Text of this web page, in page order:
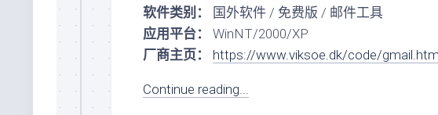
软件类别：
国外软件 / 免费版 / 邮件工具
应用平台：
WinNT/2000/XP
厂商主页：
https://www.viksoe.dk/code/gmail.htm
Continue reading...